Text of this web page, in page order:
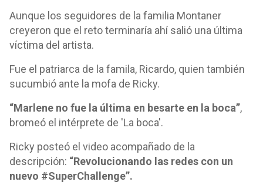
Aunque los seguidores de la familia Montaner
creyeron que el reto terminaría ahí salió una última
víctima del artista.
Fue el patriarca de la famila, Ricardo, quien también
sucumbió ante la mofa de Ricky.
“Marlene no fue la última en besarte en la boca”,
bromeó el intérprete de 'La boca'.
Ricky posteó el video acompañado de la
descripción: “Revolucionando las redes con un
nuevo #SuperChallenge”.